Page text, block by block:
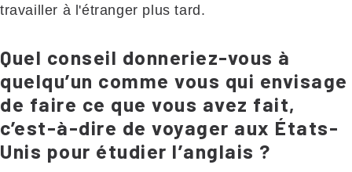
travailler à l'étranger plus tard.
Quel conseil donneriez-vous à
quelqu’un comme vous qui envisage
de faire ce que vous avez fait,
c’est-à-dire de voyager aux États-
Unis pour étudier l’anglais ?